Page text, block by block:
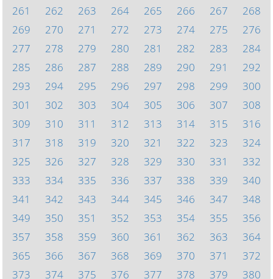
261
262 263 264 265 266 267
268
269
270 271 272 273 274 275
276
277
278 279 280 281 282 283
284
285
286 287 288 289 290 291
292
293
294 295 296 297 298 299
300
301
302 303 304 305 306 307
308
309
310 311 312 313 314 315
316
317
318 319 320 321 322 323
324
325
326 327 328 329 330 331
332
333
334 335 336 337 338 339
340
341
342 343 344 345 346 347
348
349
350 351 352 353 354 355
356
357
358 359 360 361 362 363
364
365
366 367 368 369 370 371
372
373
374 375 376 377 378 379 380